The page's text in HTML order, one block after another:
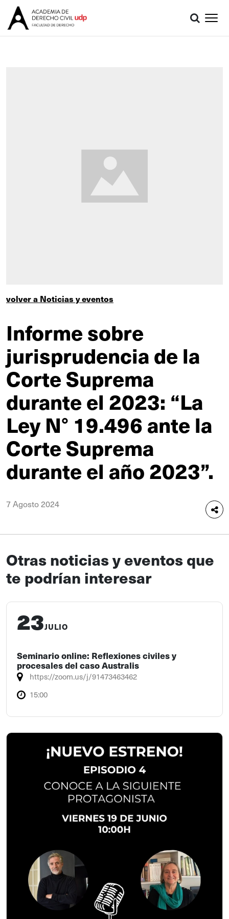
volver a Noticias y eventos
Informe sobre
jurisprudencia de la
Corte Suprema
durante el 2023: “La
Ley N° 19.496 ante la
Corte Suprema
durante el año 2023”.
7 Agosto 2024
Otras noticias y eventos que
te podrían interesar
23JULIO
Seminario online: Reflexiones civiles y
procesales del caso Australis
https://zoom.us/j/91473463462
15:00